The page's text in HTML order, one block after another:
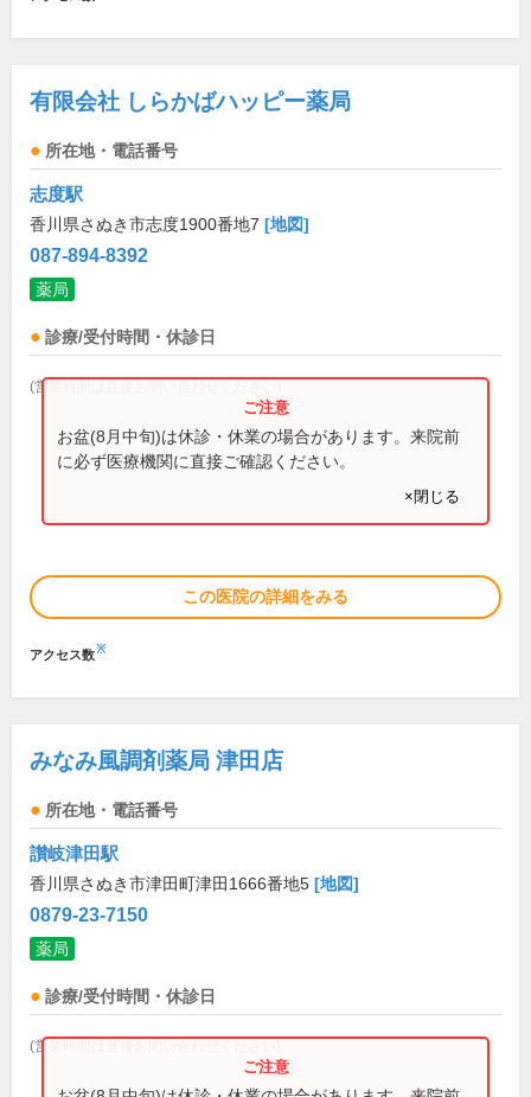
有限会社 しらかばハッピー薬局
所在地・電話番号
志度駅
香川県さぬき市志度1900番地7 [地図]
087-894-8392
薬局
診療/受付時間・休診日
(営業時間は直接お問い合わせください)
お盆(8月中旬)は休診・休業の場合があります。来院前
に必ず医療機関に直接ご確認ください。
×閉じる
この医院の詳細をみる
アクセス数※
みなみ風調剤薬局 津田店
所在地・電話番号
讃岐津田駅
香川県さぬき市津田町津田1666番地5 [地図]
0879-23-7150
薬局
診療/受付時間・休診日
(営業時間は直接お問い合わせください)